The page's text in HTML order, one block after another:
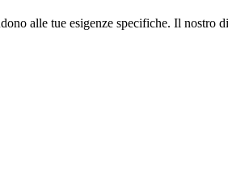
alle tue esigenze specifiche. Il